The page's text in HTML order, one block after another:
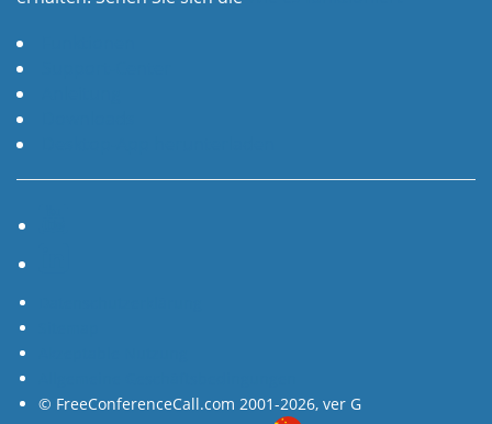
© FreeConferenceCall.com 2001-2026, ver G